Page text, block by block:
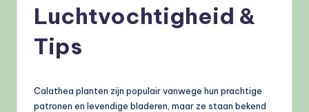
Luchtvochtigheid &
Tips
Calathea planten zijn populair vanwege hun prachtige
patronen en levendige bladeren, maar ze staan bekend